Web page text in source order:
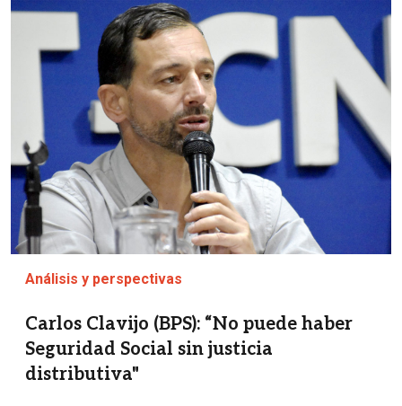
Imagen
Análisis y perspectivas
Carlos Clavijo (BPS): “No puede haber
Seguridad Social sin justicia
distributiva"